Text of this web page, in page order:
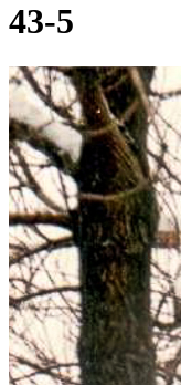
43-5